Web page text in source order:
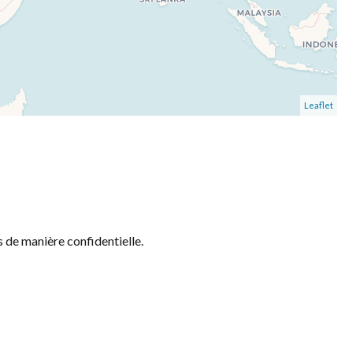
Leaflet
de manière confidentielle.